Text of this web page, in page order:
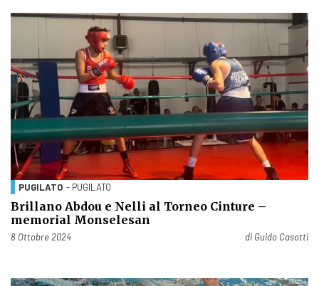
PUGILATO - PUGILATO
Brillano Abdou e Nelli al Torneo Cinture –
memorial Monselesan
Pubblicato il
8 Ottobre 2024 di Guido Casotti